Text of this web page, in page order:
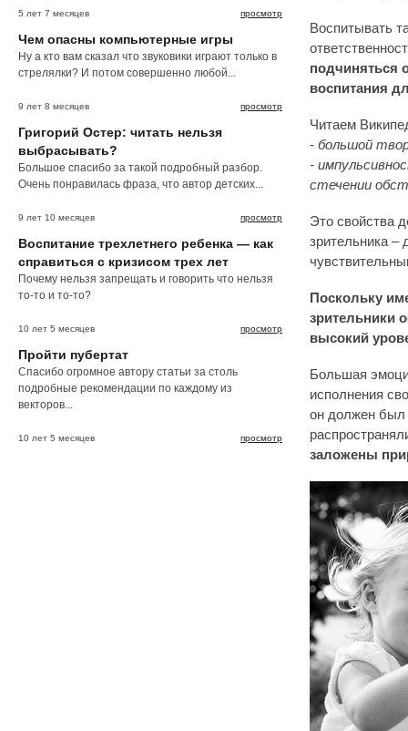
просмотр
5 лет 7 месяцев
Чем опасны компьютерные игры
Ну а кто вам сказал что звуковики играют только в
стрелялки? И потом совершенно любой...
просмотр
9 лет 8 месяцев
Григорий Остер: читать нельзя
выбрасывать?
Большое спасибо за такой подробный разбор.
Очень понравилась фраза, что автор детских...
просмотр
9 лет 10 месяцев
Воспитание трехлетнего ребенка — как
справиться с кризисом трех лет
Почему нельзя запрещать и говорить что нельзя
то-то и то-то?
просмотр
10 лет 5 месяцев
Пройти пубертат
Спасибо огромное автору статьи за столь
подробные рекомендации по каждому из
векторов...
просмотр
10 лет 5 месяцев
Воспитывать
подчиняться
воспитания
Читаем
- большой
-
стечении
Это свойства
зрительника –
Поскольку
зрительники
высокий
Большая
исполнения
он должен был
заложены